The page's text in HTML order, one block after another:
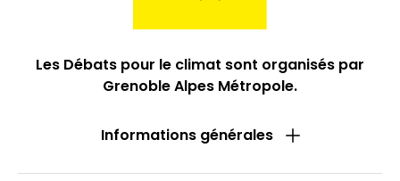
Les Débats pour le climat sont organisés par
Grenoble Alpes Métropole.
Informations générales